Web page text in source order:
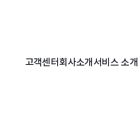
고객센터회사소개서비스 소개